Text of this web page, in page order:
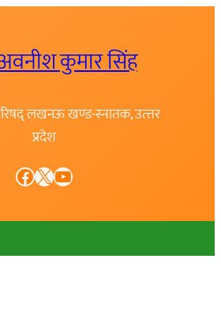
कुमार सिंह
लखनऊ खण्ड-स्नातक, उत्त्तर
प्रदेश
Facebook X YouTube